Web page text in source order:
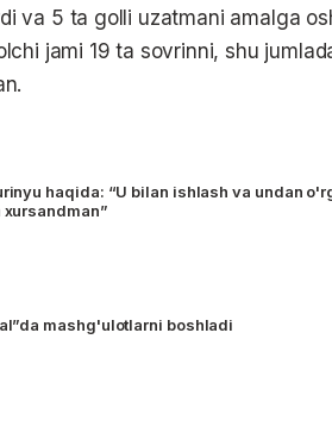
va 5 ta golli uzatmani amalga
jami 19 ta sovrinni, shu
haqida: “U bilan ishlash va undan
mashg'ulotlarni boshladi